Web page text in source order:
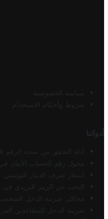
سياسة الخصوصية
شروط وأحكام الاستخدام
أدواتنا
أداة التحقق من صحة الرقم
محول رقم الحساب الآيبان
أسعار صرف الدينار التونسي
البحث عن الرمز البريدي في
محاكي ضريبة الدخل
ضريبة الدخل للمتقاعدين